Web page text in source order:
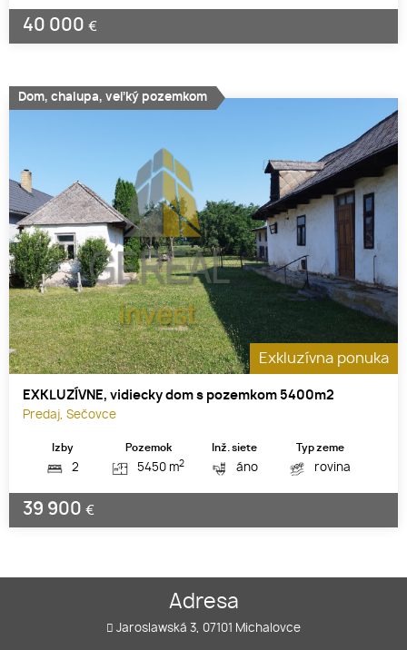
40 000 €
Exkluzívna ponuka
EXKLUZÍVNE, vidiecky dom s pozemkom 5400m2
Predaj, Sečovce
Izby
2
Pozemok
5450 m2
Inž. siete
áno
Typ zeme
rovina
39 900 €
Dom, chalupa, veľký pozemkom
Adresa
Jaroslawská 3, 07101 Michalovce